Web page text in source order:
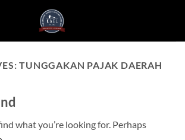
TUNGGAKAN PAJAK DAERAH
what you’re looking for. Perhaps